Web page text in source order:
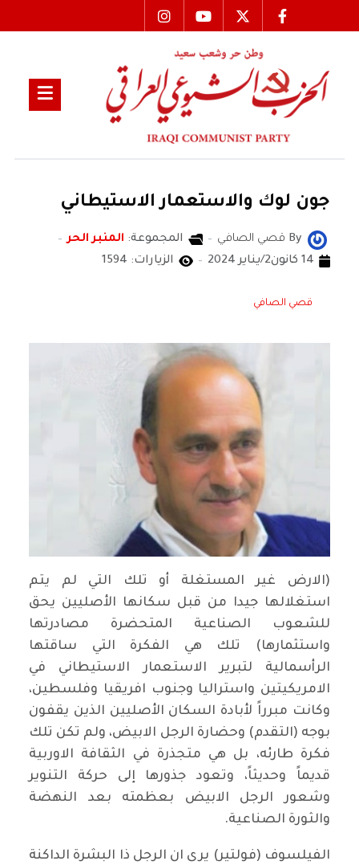
جون لوك والاستعمار الاستيطاني
By قصي الصافي المجموعة: المنبر الحر
14 كانون2/يناير 2024
الزيارات: 1594
قصي الصافي
(الارض غير المستغلة أو تلك التي لم يتم
استغلالها جيدا من قبل سكانها الأصليين يحق
للشعوب الصناعية المتحضرة مصادرتها
واستثمارها) تلك هي الفكرة التي ساقتها
الرأسمالية لتبرير الاستعمار الاستيطاني في
الامريكيتين واستراليا وجنوب افريقيا وفلسطين،
وكانت مبرراً لأبادة السكان الأصليين الذين يقفون
بوجه (التقدم) وحضارة الرجل الابيض، ولم تكن تلك
فكرة طارئه، بل هي متجذرة في الثقافة الاوربية
قديماً وحديثاً، وتعود جذورها إلى حركة التنوير
وشعور الرجل الابيض بعظمته بعد النهضة
والثورة الصناعية.
الفيلسوف (فولتير) يرى ان الرجل ذا البشرة الداكنة